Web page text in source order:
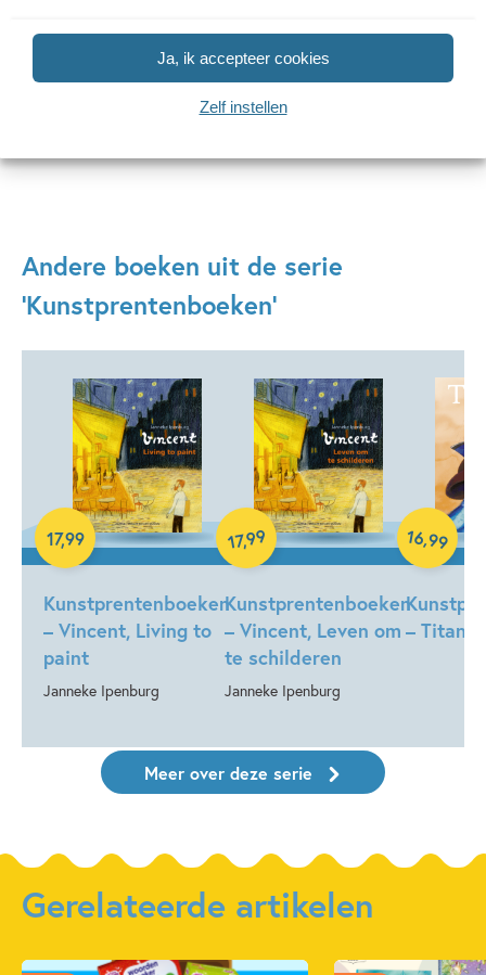
Ja, ik accepteer cookies
Zelf instellen
laten je niet meer los!
Lees verder
Andere boeken uit de serie
'Kunstprentenboeken'
Kunstprentenboeken
– Vincent, Living to
paint
Janneke Ipenburg
17,99
Hardcover
Kunstprentenboeken
– Vincent, Leven om
te schilderen
Janneke Ipenburg
17,99
Hardcover
– Titanic
16,99
Hardcover
Meer over deze serie
Gerelateerde artikelen